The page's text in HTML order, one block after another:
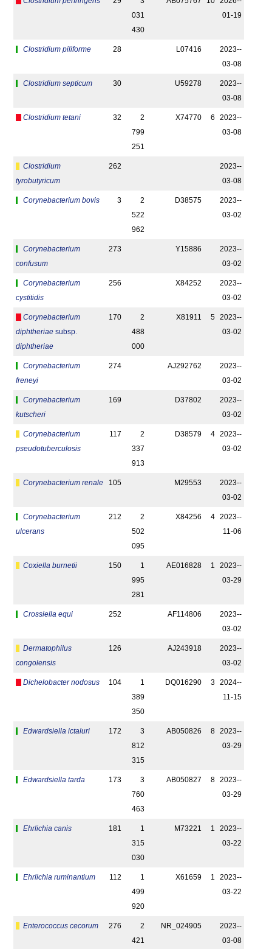
031
430
01-19
Clostridium piliforme 28 L07416
2023-­
03-08
Clostridium septicum 30 U59278
2023-­
03-08
Clostridium tetani 32
2
799
251
X74770 6
2023-­
03-08
Clostridium
tyrobutyricum
262
2023-­
03-08
Corynebacterium bovis 3
2
522
962
D38575
2023-­
03-02
Corynebacterium
confusum
273 Y15886
2023-­
03-02
Corynebacterium
cystitidis
256 X84252
2023-­
03-02
Corynebacterium
diphtheriae subsp.
diphtheriae
170
2
488
000
X81911 5
2023-­
03-02
Corynebacterium
freneyi
274 AJ292762
2023-­
03-02
Corynebacterium
kutscheri
169 D37802
2023-­
03-02
Corynebacterium
pseudotuberculosis
117
2
337
913
D38579 4
2023-­
03-02
Corynebacterium renale 105 M29553
2023-­
03-02
Corynebacterium
ulcerans
212
2
502
095
X84256 4
2023-­
11-06
Coxiella burnetii 150
1
995
281
AE016828 1
2023-­
03-29
Crossiella equi 252 AF114806
2023-­
03-02
Dermatophilus
congolensis
126 AJ243918
2023-­
03-02
Dichelobacter nodosus 104
1
389
350
DQ016290 3
2024-­
11-15
Edwardsiella ictaluri 172
3
812
315
AB050826 8
2023-­
03-29
Edwardsiella tarda 173
3
760
463
AB050827 8
2023-­
03-29
Ehrlichia canis 181
1
315
030
M73221 1
2023-­
03-22
Ehrlichia ruminantium 112
1
499
920
X61659 1
2023-­
03-22
Enterococcus cecorum 276
2
421
NR_024905
2023-­
03-08